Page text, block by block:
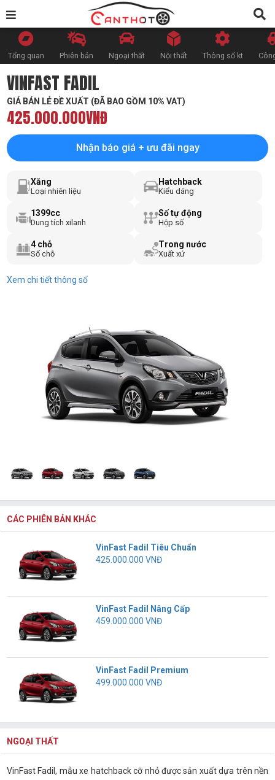
Tổng quan Phiên bản Ngoại thất Nội thất Thông số kt
VINFAST FADIL
GIÁ BÁN LẺ ĐỀ XUẤT (ĐÃ BAO GỒM 10% VAT)
425.000.000VNĐ
Nhận báo giá + ưu đãi ngay
Xăng
Loại nhiên liệu
Hatchback
Kiểu dáng
1399cc
Dung tích xilanh
Số tự động
Hộp số
4 chỗ
Số chỗ
Trong nước
Xuất xứ
Xem chi tiết thông số
CÁC PHIÊN BẢN KHÁC
VinFast Fadil Tiêu Chuẩn
425.000.000 VNĐ
VinFast Fadil Nâng Cấp
459.000.000 VNĐ
VinFast Fadil Premium
499.000.000 VNĐ
NGOẠI THẤT
VinFast Fadil, mẫu xe hatchback cỡ nhỏ được sản xuất dựa trên nền